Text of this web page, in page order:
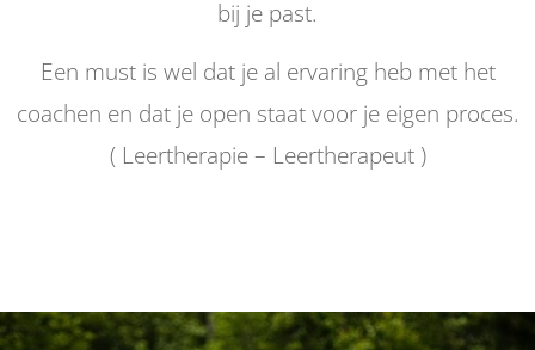
bij je past.
Een must is wel dat je al ervaring heb met het
coachen en dat je open staat voor je eigen proces.
( Leertherapie – Leertherapeut )